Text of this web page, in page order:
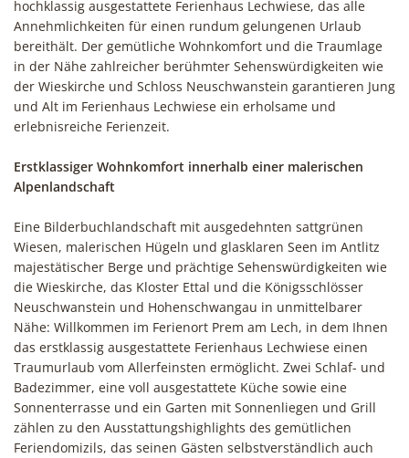
hochklassig ausgestattete Ferienhaus Lechwiese, das alle
Annehmlichkeiten für einen rundum gelungenen Urlaub
bereithält. Der gemütliche Wohnkomfort und die Traumlage
in der Nähe zahlreicher berühmter Sehenswürdigkeiten wie
der Wieskirche und Schloss Neuschwanstein garantieren Jung
und Alt im Ferienhaus Lechwiese ein erholsame und
erlebnisreiche Ferienzeit.
Erstklassiger Wohnkomfort innerhalb einer malerischen
Alpenlandschaft
Eine Bilderbuchlandschaft mit ausgedehnten sattgrünen
Wiesen, malerischen Hügeln und glasklaren Seen im Antlitz
majestätischer Berge und prächtige Sehenswürdigkeiten wie
die Wieskirche, das Kloster Ettal und die Königsschlösser
Neuschwanstein und Hohenschwangau in unmittelbarer
Nähe: Willkommen im Ferienort Prem am Lech, in dem Ihnen
das erstklassig ausgestattete Ferienhaus Lechwiese einen
Traumurlaub vom Allerfeinsten ermöglicht. Zwei Schlaf- und
Badezimmer, eine voll ausgestattete Küche sowie eine
Sonnenterrasse und ein Garten mit Sonnenliegen und Grill
zählen zu den Ausstattungshighlights des gemütlichen
Feriendomizils, das seinen Gästen selbstverständlich auch